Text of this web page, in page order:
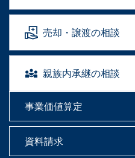
売却・譲渡の相談
親族内承継の相談
事業価値算定
資料請求